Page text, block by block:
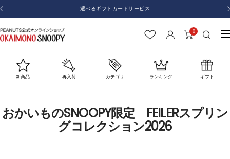
コ
ン
テ
ン
ツ
プ
戻
選べるギフトカードサービス
お
0
ナ
ン
新商品 再入荷 カテゴリ ランキング ギフト
おかいものSNOOPY限定 FEILERスプリン
グコレクション2026